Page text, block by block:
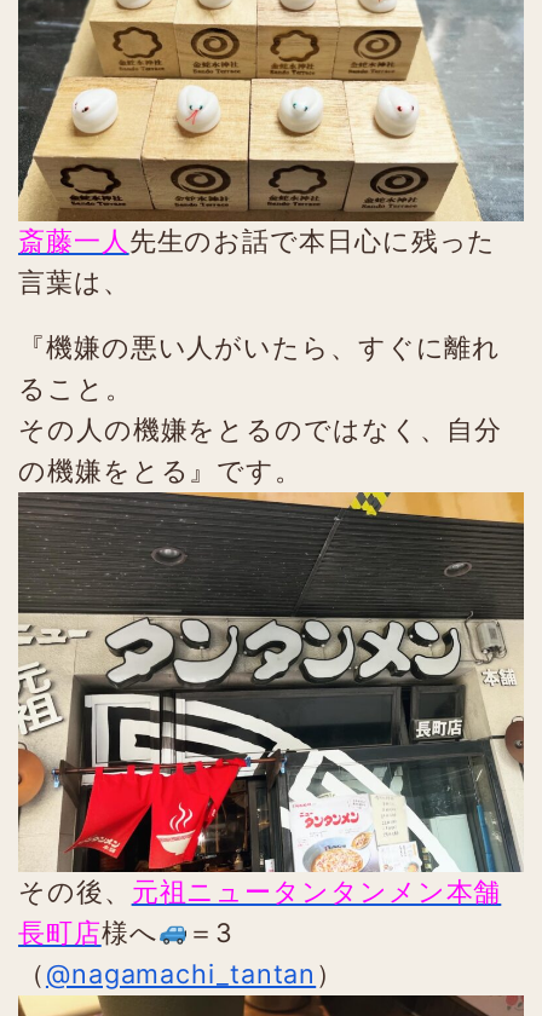
斎藤一人 先生のお話で本日心に残った
言葉は、
『機嫌の悪い人がいたら、すぐに離れ
ること。
その人の機嫌をとるのではなく、自分
の機嫌をとる』です。
その後、 元祖ニュータンタンメン本舗
長町店様へ
＝3
（@nagamachi_tantan ）